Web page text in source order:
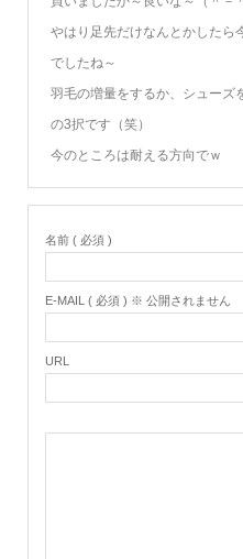
やはり足先だけなんとかしたら
でしたね～
羽毛の増量をするか、シューズ
の3択です（笑）
今のところは耐える方向でｗ
名前 ( 必須 )
E-MAIL ( 必須 ) ※ 公開されません
URL